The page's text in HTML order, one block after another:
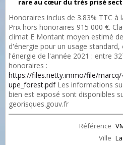
rare au cœur du très prisé
Honoraires inclus de 3.83% TTC à
Prix hors honoraires 915 000 €.
climat E Montant moyen estimé
d'énergie pour un usage
l'énergie de l'année 2021 : entre
honoraires :
https://files.netty.immo/file/
upe_forest.pdfLes informations
bien est exposé sont disponibles
georisques.gouv.fr
Référence
Ville